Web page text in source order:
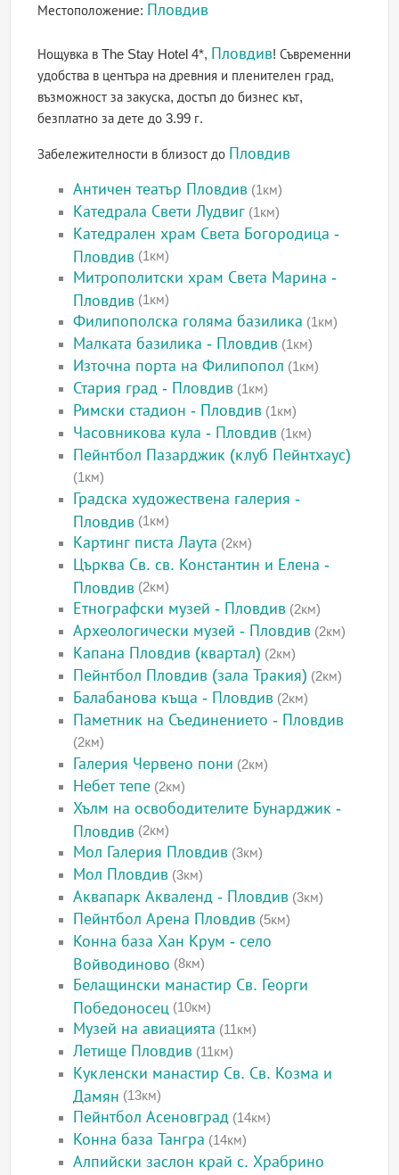
Местоположение: Пловдив
Нощувка в The Stay Hotel 4*, Пловдив! Съвременни
удобства в центъра на древния и пленителен град,
възможност за закуска, достъп до бизнес кът,
безплатно за дете до 3.99 г.
Забележителности в близост до Пловдив
Античен театър Пловдив (1км)
Катедрала Свети Лудвиг (1км)
Катедрален храм Света Богородица -
Пловдив (1км)
Митрополитски храм Света Марина -
Пловдив (1км)
Филипополска голяма базилика (1км)
Малката базилика - Пловдив (1км)
Източна порта на Филипопол (1км)
Стария град - Пловдив (1км)
Римски стадион - Пловдив (1км)
Часовникова кула - Пловдив (1км)
Пейнтбол Пазарджик (клуб Пейнтхаус)
(1км)
Градска художествена галерия -
Пловдив (1км)
Картинг писта Лаута (2км)
Църква Св. св. Константин и Елена -
Пловдив (2км)
Етнографски музей - Пловдив (2км)
Археологически музей - Пловдив (2км)
Капана Пловдив (квартал) (2км)
Пейнтбол Пловдив (зала Тракия) (2км)
Балабанова къща - Пловдив (2км)
Паметник на Съединението - Пловдив
(2км)
Галерия Червено пони (2км)
Небет тепе (2км)
Хълм на освободителите Бунарджик -
Пловдив (2км)
Мол Галерия Пловдив (3км)
Мол Пловдив (3км)
Аквапарк Акваленд - Пловдив (3км)
Пейнтбол Арена Пловдив (5км)
Конна база Хан Крум - село
Войводиново (8км)
Белащински манастир Св. Георги
Победоносец (10км)
Музей на авиацията (11км)
Летище Пловдив (11км)
Кукленски манастир Св. Св. Козма и
Дамян (13км)
Пейнтбол Асеновград (14км)
Конна база Тангра (14км)
Алпийски заслон край с. Храбрино